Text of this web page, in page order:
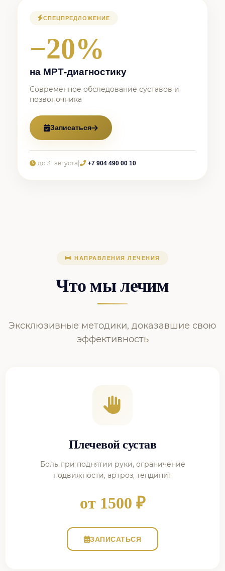
СПЕЦПРЕДЛОЖЕНИЕ
−20%
на МРТ-диагностику
Современное обследование суставов и
позвоночника
Записаться
до 31 августа +7 904 490 00 10
НАПРАВЛЕНИЯ ЛЕЧЕНИЯ
Что мы лечим
Эксклюзивные методики, доказавшие свою
эффективность
Плечевой сустав
Боль при поднятии руки, ограничение
подвижности, артроз, тендинит
от 1500 ₽
ЗАПИСАТЬСЯ